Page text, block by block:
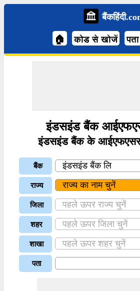
🏠 कोड से खोजें
इंडसइंड बैंक
इंडसइंड बैंक के
बैंक
राज्य
जिला
शहर
शाखा
पता